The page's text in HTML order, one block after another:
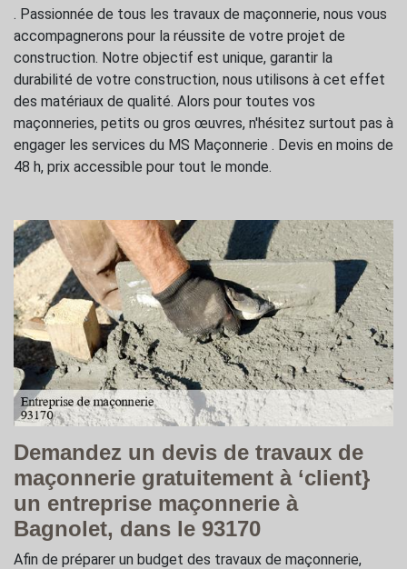
. Passionnée de tous les travaux de maçonnerie, nous vous
accompagnerons pour la réussite de votre projet de
construction. Notre objectif est unique, garantir la
durabilité de votre construction, nous utilisons à cet effet
des matériaux de qualité. Alors pour toutes vos
maçonneries, petits ou gros œuvres, n'hésitez surtout pas à
engager les services du MS Maçonnerie . Devis en moins de
48 h, prix accessible pour tout le monde.
Demandez un devis de travaux de
maçonnerie gratuitement à ‘client}
un entreprise maçonnerie à
Bagnolet, dans le 93170
Afin de préparer un budget des travaux de maçonnerie,